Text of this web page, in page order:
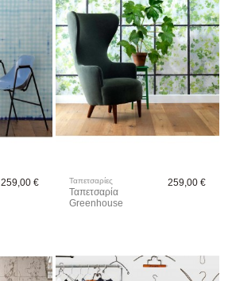
259,00 € Ταπετσαρίες
Ταπετσαρία
Greenhouse
259,00 €